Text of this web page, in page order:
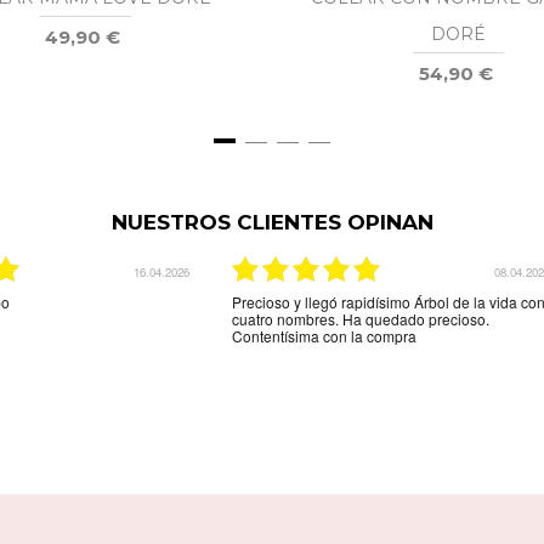
49,90 €
DORÉ
54,90 €
NUESTROS CLIENTES OPINAN
03.12.2025
la web.Son unos
La mejor tienda online que hay para comprar
una joya personalizada muy rápido y muy eficaz
y muy amable la recomiendo